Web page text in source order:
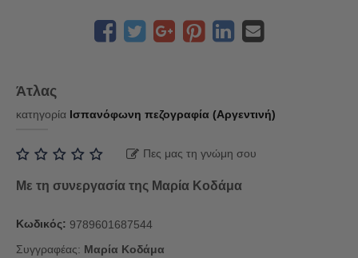
Άτλας
κατηγορία Ισπανόφωνη πεζογραφία (Αργεντινή)
Πες μας τη γνώμη σου
Με τη συνεργασία της Μαρία Κοδάμα
Κωδικός: 9789601687544
Συγγραφέας: Μαρία Κοδάμα